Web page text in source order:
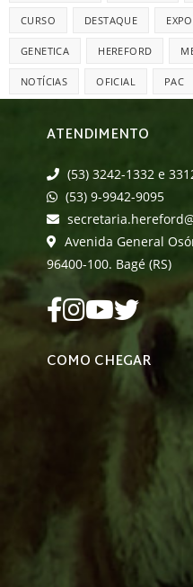
CURSO DESTAQUE
GENETICA HEREFORD
NOTÍCIAS OFICIAL PAC
ATENDIMENTO
(53) 3242-1332 e
(53) 9-9942-9095
Avenida General
96400-100. Bagé (RS)
COMO CHEGAR